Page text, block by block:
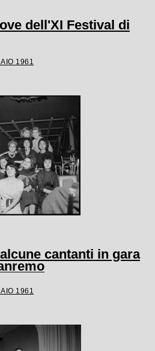
dell'XI Festival di
1961
cantanti in gara
1961